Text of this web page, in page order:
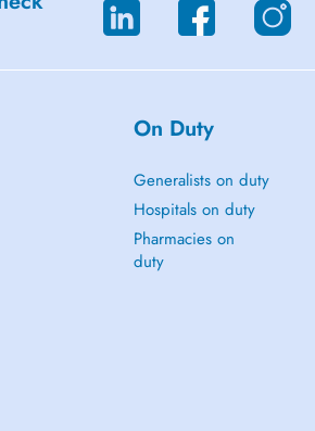
& Anglais
ligne ou par téléphone : +352 661 113 024
pain, improve mobility and promote
On Duty
Generalists on duty
Hospitals on duty
Pharmacies on
duty